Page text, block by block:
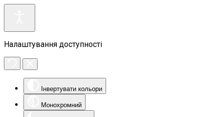
Налаштування доступності
Інвертувати кольори
Монохромний